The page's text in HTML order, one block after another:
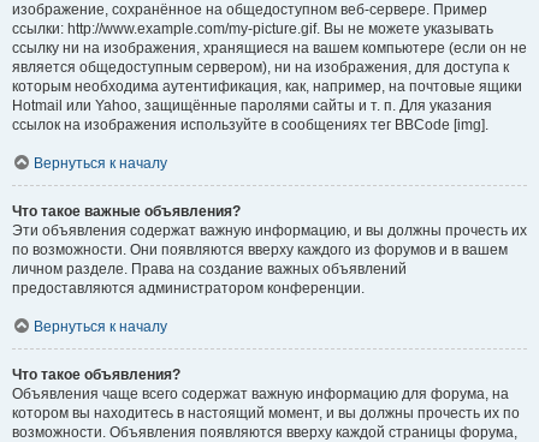
изображение, сохранённое на общедоступном веб-сервере. Пример
ссылки: http://www.example.com/my-picture.gif. Вы не можете указывать
ссылку ни на изображения, хранящиеся на вашем компьютере (если он не
является общедоступным сервером), ни на изображения, для доступа к
которым необходима аутентификация, как, например, на почтовые ящики
Hotmail или Yahoo, защищённые паролями сайты и т. п. Для указания
ссылок на изображения используйте в сообщениях тег BBCode [img].
Вернуться к началу
Что такое важные объявления?
Эти объявления содержат важную информацию, и вы должны прочесть их
по возможности. Они появляются вверху каждого из форумов и в вашем
личном разделе. Права на создание важных объявлений
предоставляются администратором конференции.
Вернуться к началу
Что такое объявления?
Объявления чаще всего содержат важную информацию для форума, на
котором вы находитесь в настоящий момент, и вы должны прочесть их по
возможности. Объявления появляются вверху каждой страницы форума,